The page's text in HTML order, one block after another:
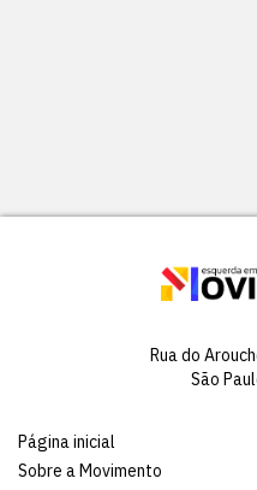
Rua do
São
Página inicial
Sobre a Movimento